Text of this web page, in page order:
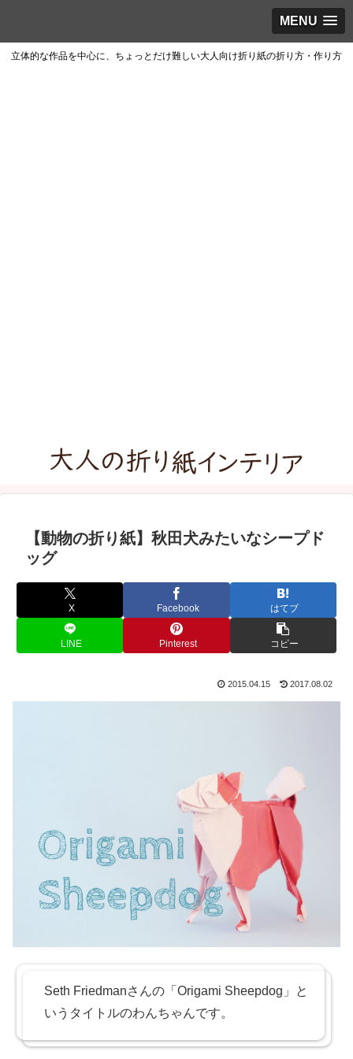
MENU
立体的な作品を中心に、ちょっとだけ難しい大人向け折り紙の折り方・作り方
【動物の折り紙】秋田犬みたいなシープド
ッグ
X Facebook はてブ
LINE Pinterest コピー
2015.04.15 2017.08.02
Seth Friedmanさんの「Origami Sheepdog」と
いうタイトルのわんちゃんです。